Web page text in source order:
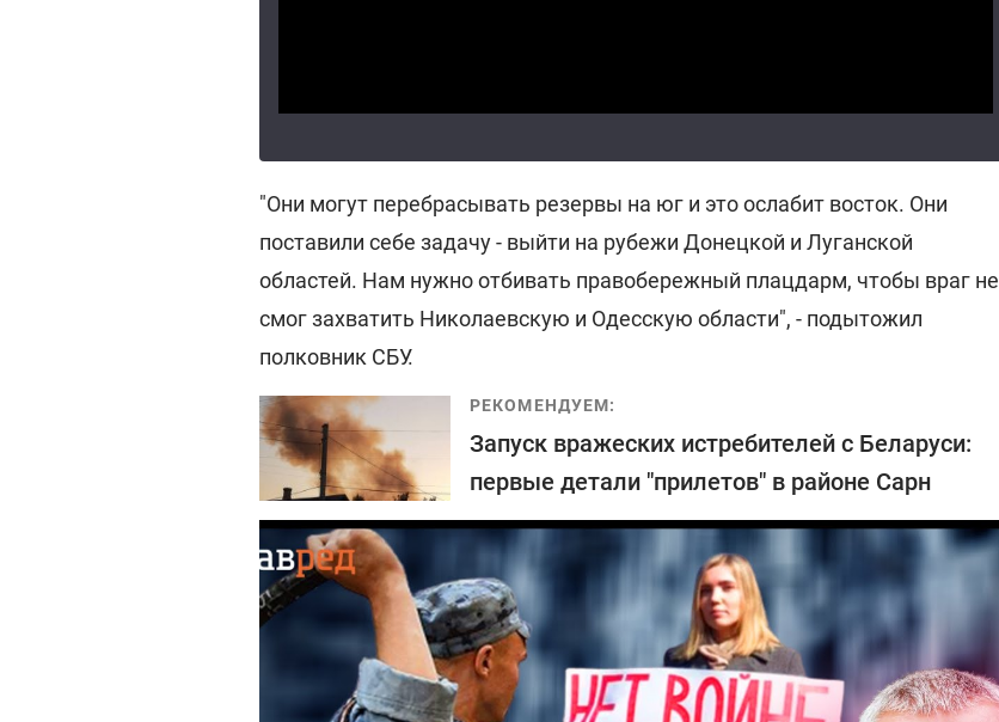
"Они могут перебрасывать резервы на юг и это ослабит восток. Они
поставили себе задачу - выйти на рубежи Донецкой и Луганской
областей. Нам нужно отбивать правобережный плацдарм, чтобы враг не
смог захватить Николаевскую и Одесскую области", - подытожил
полковник СБУ.
РЕКОМЕНДУЕМ:
Запуск вражеских истребителей с Беларуси:
первые детали "прилетов" в районе Сарн